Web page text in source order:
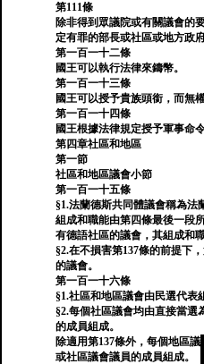
第111條
除非得到眾議院或有關議會的
定有罪的部長或社區或地方政府
第一百一十二條
國王可以執行法律來鑄幣。
第一百一十三條
國王可以授予貴族頭銜，而無
第一百一十四條
國王根據法律規定授予軍事命令
第四章社區和地區
第一節
社區和地區議會小節
第一百一十五條
§1.法蘭德斯共同體議會稱為法
組成和職能由第四條最後一段
有德語社區的議會，其組成和
§2.在不損害第137條的前提下
的議會。
第一百一十六條
§1.社區和地區議會由民選代表
§2.每個社區議會均由直接當選
的成員組成。
除適用第137條外，每個地區
或社區議會議員的成員組成。